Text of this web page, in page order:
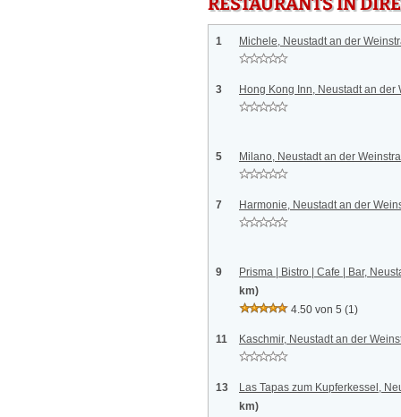
1 Michele, Neustadt an der
3 Hong Kong Inn, Neustadt an der
5 Milano, Neustadt an der
7 Harmonie, Neustadt an der
9
Prisma | Bistro | Cafe | Bar,
km)
4.50 von 5 (1)
11 Kaschmir, Neustadt an der
13
Las Tapas zum Kupferkessel,
km)